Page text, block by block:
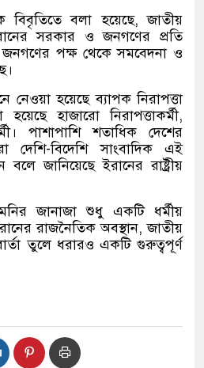
বিবৃতিতে বলা হয়েছে, জাতীয়
সরকার ও জনগণের প্রতি
পক্ষ থেকে সমবেদনা ও
নেওয়া হয়েছে ব্যাপক নিরাপত্তা
হাজারো নিরাপত্তাকর্মী,
পাশাপাশি শতাধিক দেশের
দেশি-বিদেশি সাংবাদিক এই
জানিয়েছে ইরানের রাষ্ট্রীয়
জানাজা শুধু একটি ধর্মীয়
রাজনৈতিক অবস্থান, জাতীয়
তুলে ধরারও একটি গুরুত্বপূর্ণ